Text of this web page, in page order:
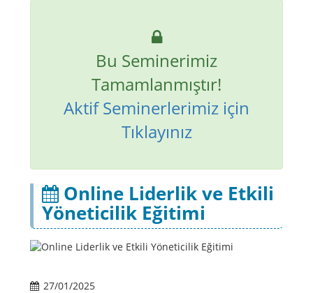
Bu Seminerimiz
Tamamlanmıştır!
Aktif Seminerlerimiz için
Tıklayınız
Online Liderlik ve Etkili
Yöneticilik Eğitimi
27/01/2025